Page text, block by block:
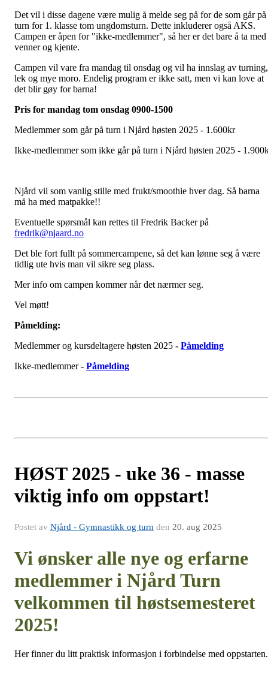
Det vil i disse dagene være mulig å melde seg på for de som går på
turn for 1. klasse tom ungdomsturn. Dette inkluderer også AKS.
Campen er åpen for "ikke-medlemmer", så her er det bare å ta med
venner og kjente.
Campen vil vare fra mandag til onsdag og vil ha innslag av turning,
lek og mye moro. Endelig program er ikke satt, men vi kan love at
det blir gøy for barna!
Pris for mandag tom onsdag 0900-1500
Medlemmer som går på turn i Njård høsten 2025 - 1.600kr
Ikke-medlemmer som ikke går på turn i Njård høsten 2025 -
Njård vil som vanlig stille med frukt/smoothie hver dag. Så barna
må ha med matpakke!!
Eventuelle spørsmål kan rettes til Fredrik Backer på
fredrik@njaard.no
Det ble fort fullt på sommercampene, så det kan lønne seg å være
tidlig ute hvis man vil sikre seg plass.
Mer info om campen kommer når det nærmer seg.
Vel møtt!
Påmelding:
Medlemmer og kursdeltagere høsten 2025 - Påmelding
Ikke-medlemmer - Påmelding
HØST 2025 - uke 36 - masse
viktig info om oppstart!
Postet av Njård - Gymnastikk og turn den 20. aug 2025
Vi ønsker alle nye og erfarne
medlemmer i Njård Turn
velkommen til høstsemesteret
2025!
Her finner du litt praktisk informasjon i forbindelse med